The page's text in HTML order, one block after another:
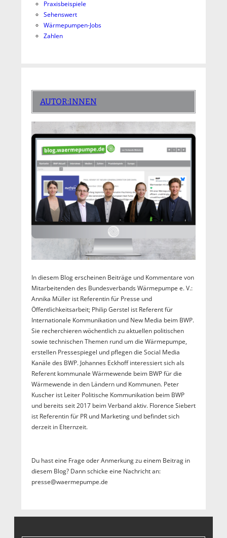
Praxisbeispiele
Sehenswert
Wärmepumpen-Jobs
Zahlen
AUTOR:INNEN
In diesem Blog erscheinen Beiträge und Kommentare von
Mitarbeitenden des Bundesverbands Wärmepumpe e. V.:
Annika Müller ist Referentin für Presse und
Öffentlichkeitsarbeit; Philip Gerstel ist Referent für
Internationale Kommunikation und New Media beim BWP.
Sie recherchieren wöchentlich zu aktuellen politischen
sowie technischen Themen rund um die Wärmepumpe,
erstellen Pressespiegel und pflegen die Social Media
Kanäle des BWP. Johannes Eckhoff interessiert sich als
Referent kommunale Wärmewende beim BWP für die
Wärmewende in den Ländern und Kommunen. Peter
Kuscher ist Leiter Politische Kommunikation beim BWP
und bereits seit 2017 beim Verband aktiv. Florence Siebert
ist Referentin für PR und Marketing und befindet sich
derzeit in Elternzeit.
Du hast eine Frage oder Anmerkung zu einem Beitrag in
diesem Blog? Dann schicke eine Nachricht an:
presse@waermepumpe.de